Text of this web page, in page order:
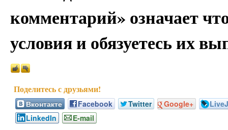
комментарий» означает
условия и обязуетесь их
Вконтакте Facebook Twitter Google+
LinkedIn
E-mail